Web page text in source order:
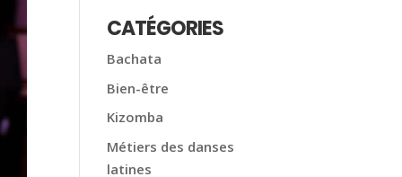
CATÉGORIES
Bachata
Bien-être
Kizomba
Métiers des danses
latines